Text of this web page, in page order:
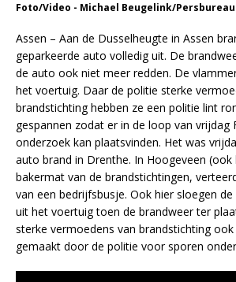
Foto/Video - Michael Beugelink/
Assen – Aan de Dusselheugte in Assen
geparkeerde auto volledig uit. De
de auto ook niet meer redden. De
het voertuig. Daar de politie sterke
brandstichting hebben ze een politie lint
gespannen zodat er in de loop van vrijdag
onderzoek kan plaatsvinden. Het was
auto brand in Drenthe. In Hoogeveen (ook
bakermat van de brandstichtingen,
van een bedrijfsbusje. Ook hier sloegen
uit het voertuig toen de brandweer ter
sterke vermoedens van brandstichting ook
gemaakt door de politie voor sporen